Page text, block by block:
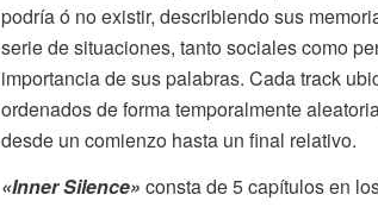
podría ó no existir, describiendo sus
serie de situaciones, tanto sociales como
importancia de sus palabras. Cada track
ordenados de forma temporalmente
desde un comienzo hasta un final relativo.
«Inner Silence» consta de 5 capítulos en